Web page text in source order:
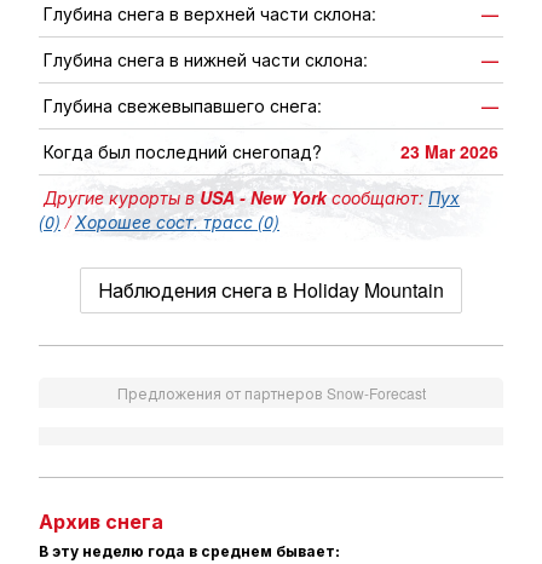
Глубина снега в верхней части склона:
—
Глубина снега в нижней части склона:
—
Глубина свежевыпавшего снега:
—
Когда был последний снегопад?
23 Mar 2026
Другие курорты вUSA - New Yorkсообщают: Пух
(0) /Хорошее сост. трасс (0)
Наблюдения снега в Holiday Mountain
Предложения от партнеров Snow-Forecast
Архив снега
В эту неделю года в среднем бывает: